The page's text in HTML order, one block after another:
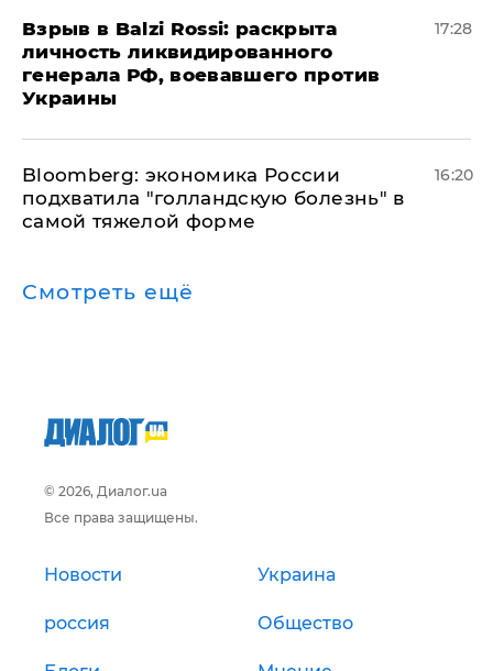
​Взрыв в Balzi Rossi: раскрыта
личность ликвидированного
генерала РФ, воевавшего против
Украины
17:28
Bloomberg: экономика России
подхватила "голландскую болезнь" в
самой тяжелой форме
16:20
Смотреть ещё
© 2026, Диалог.ua
Все права защищены.
Новости Украина
россия Общество